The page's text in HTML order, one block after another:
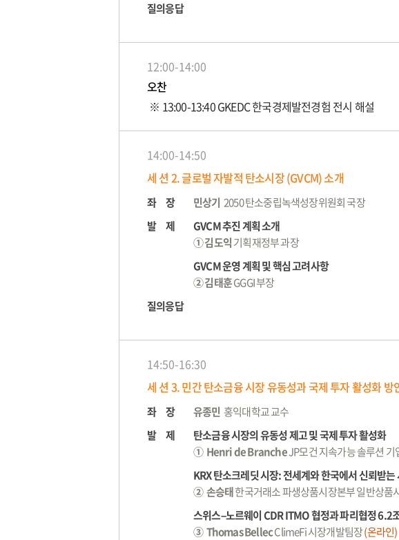
질의응답
12:00-14:00
오찬
※ 13:00-13:40 GKEDC 한국경제발전경험 전시 해설
14:00-14:50
세 션 2. 글로벌 자발적 탄소시장 (GVCM) 소개
좌 장 민상기 2050 탄소중립녹색성장위원회 국장
발 제
GVCM 추진 계획 소개
① 김도익기획재정부 과장
GVCM 운영 계획 및 핵심 고려사항
② 김태훈GGGI 부장
질의응답
14:50-16:30
세 션 3. 민간 탄소금융 시장 유동성과 국제 투자 활성화 방
좌 장 유종민 홍익대학교 교수
발 제
탄소금융 시장의 유동성 제고 및 국제 투자 활성화
① Henri de BrancheJP모건 지속가능 솔루션
KRX 탄소크레딧 시장: 전세계와 한국에서 신뢰받는
② 손승태한국거래소 파생상품시장본부 일반상품
스위스–노르웨이 CDR ITMO 협정과 파리협정 6.2
③ Thomas BellecClimeFi 시장개발팀장(온라인)